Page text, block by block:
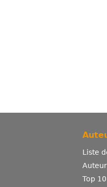
Liste
Top